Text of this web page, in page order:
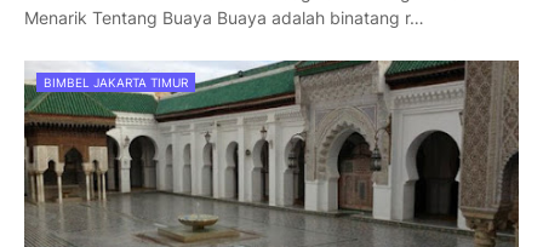
Menarik Tentang Buaya Buaya adalah binatang r…
BIMBEL JAKARTA TIMUR